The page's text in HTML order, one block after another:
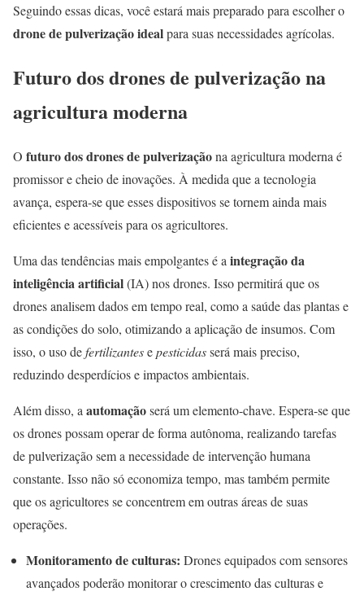
Seguindo essas dicas, você estará mais preparado para escolher o
drone de pulverização idealpara suas necessidades agrícolas.
Futuro dos drones de pulverização na
agricultura moderna
O futuro dos drones de pulverizaçãona agricultura moderna é
promissor e cheio de inovações. À medida que a tecnologia
avança, espera-se que esses dispositivos se tornem ainda mais
eficientes e acessíveis para os agricultores.
Uma das tendências mais empolgantes é aintegração da
inteligência artificial(IA) nos drones. Isso permitirá que os
drones analisem dados em tempo real, como a saúde das plantas e
as condições do solo, otimizando a aplicação de insumos. Com
isso, o uso defertilizantesepesticidasserá mais preciso,
reduzindo desperdícios e impactos ambientais.
Além disso, aautomaçãoserá um elemento-chave. Espera-se que
os drones possam operar de forma autônoma, realizando tarefas
de pulverização sem a necessidade de intervenção humana
constante. Isso não só economiza tempo, mas também permite
que os agricultores se concentrem em outras áreas de suas
operações.
Monitoramento de culturas: Drones equipados com sensores
avançados poderão monitorar o crescimento das culturas e